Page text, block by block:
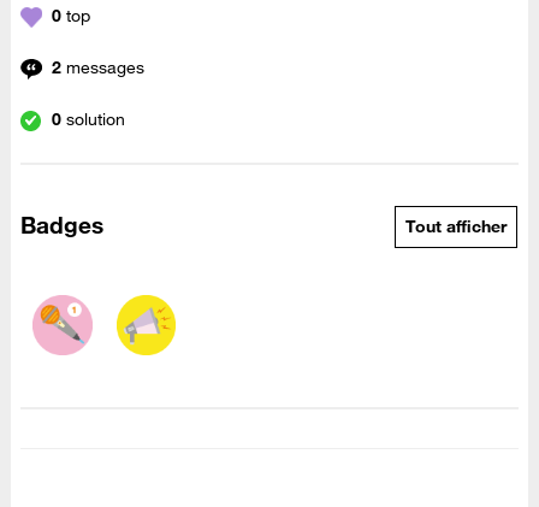
0 top
2 messages
0 solution
Badges Tout afficher